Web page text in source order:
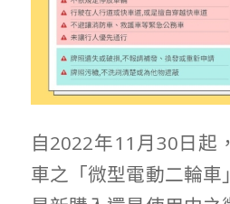
自2022年11月30日起
車之「微型電動二輪車